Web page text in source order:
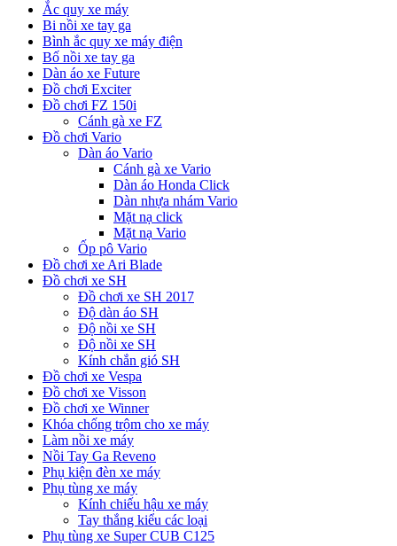
Ắc quy xe máy
Bi nồi xe tay ga
Bình ắc quy xe máy điện
Bố nồi xe tay ga
Dàn áo xe Future
Đồ chơi Exciter
Đồ chơi FZ 150i
Cánh gà xe FZ
Đồ chơi Vario
Dàn áo Vario
Cánh gà xe Vario
Dàn áo Honda Click
Dàn nhựa nhám Vario
Mặt nạ click
Mặt nạ Vario
Ốp pô Vario
Đồ chơi xe Ari Blade
Đồ chơi xe SH
Đồ chơi xe SH 2017
Độ dàn áo SH
Độ nồi xe SH
Độ nồi xe SH
Kính chắn gió SH
Đồ chơi xe Vespa
Đồ chơi xe Visson
Đồ chơi xe Winner
Khóa chống trộm cho xe máy
Làm nồi xe máy
Nồi Tay Ga Reveno
Phụ kiện đèn xe máy
Phụ tùng xe máy
Kính chiếu hậu xe máy
Tay thắng kiểu các loại
Phụ tùng xe Super CUB C125